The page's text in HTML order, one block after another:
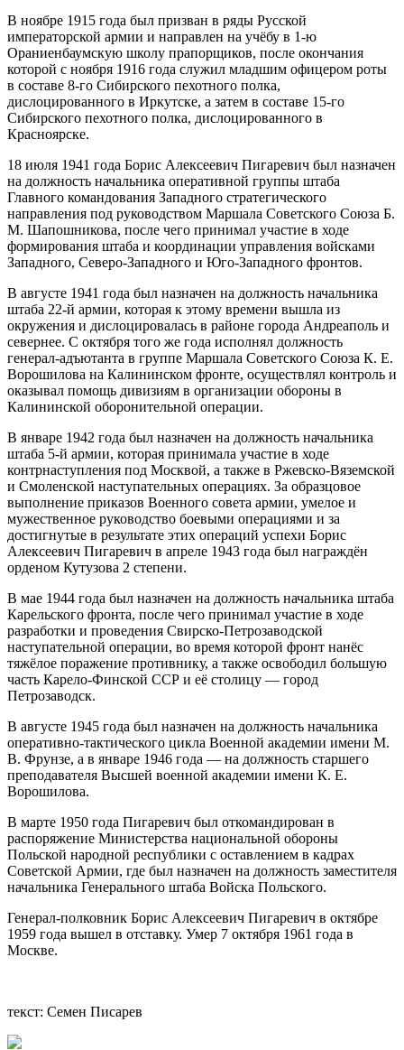
В ноябре 1915 года был призван в ряды Русской
императорской армии и направлен на учёбу в 1-ю
Ораниенбаумскую школу прапорщиков, после окончания
которой с ноября 1916 года служил младшим офицером роты
в составе 8-го Сибирского пехотного полка,
дислоцированного в Иркутске, а затем в составе 15-го
Сибирского пехотного полка, дислоцированного в
Красноярске.
18 июля 1941 года Борис Алексеевич Пигаревич был назначен
на должность начальника оперативной группы штаба
Главного командования Западного стратегического
направления под руководством Маршала Советского Союза Б.
М. Шапошникова, после чего принимал участие в ходе
формирования штаба и координации управления войсками
Западного, Северо-Западного и Юго-Западного фронтов.
В августе 1941 года был назначен на должность начальника
штаба 22-й армии, которая к этому времени вышла из
окружения и дислоцировалась в районе города Андреаполь и
севернее. С октября того же года исполнял должность
генерал-адъютанта в группе Маршала Советского Союза К. Е.
Ворошилова на Калининском фронте, осуществлял контроль и
оказывал помощь дивизиям в организации обороны в
Калининской оборонительной операции.
В январе 1942 года был назначен на должность начальника
штаба 5-й армии, которая принимала участие в ходе
контрнаступления под Москвой, а также в Ржевско-Вяземской
и Смоленской наступательных операциях. За образцовое
выполнение приказов Военного совета армии, умелое и
мужественное руководство боевыми операциями и за
достигнутые в результате этих операций успехи Борис
Алексеевич Пигаревич в апреле 1943 года был награждён
орденом Кутузова 2 степени.
В мае 1944 года был назначен на должность начальника штаба
Карельского фронта, после чего принимал участие в ходе
разработки и проведения Свирско-Петрозаводской
наступательной операции, во время которой фронт нанёс
тяжёлое поражение противнику, а также освободил большую
часть Карело-Финской ССР и её столицу — город
Петрозаводск.
В августе 1945 года был назначен на должность начальника
оперативно-тактического цикла Военной академии имени М.
В. Фрунзе, а в январе 1946 года — на должность старшего
преподавателя Высшей военной академии имени К. Е.
Ворошилова.
В марте 1950 года Пигаревич был откомандирован в
распоряжение Министерства национальной обороны
Польской народной республики с оставлением в кадрах
Советской Армии, где был назначен на должность заместителя
начальника Генерального штаба Войска Польского.
Генерал-полковник Борис Алексеевич Пигаревич в октябре
1959 года вышел в отставку. Умер 7 октября 1961 года в
Москве.
текст: Семен Писарев